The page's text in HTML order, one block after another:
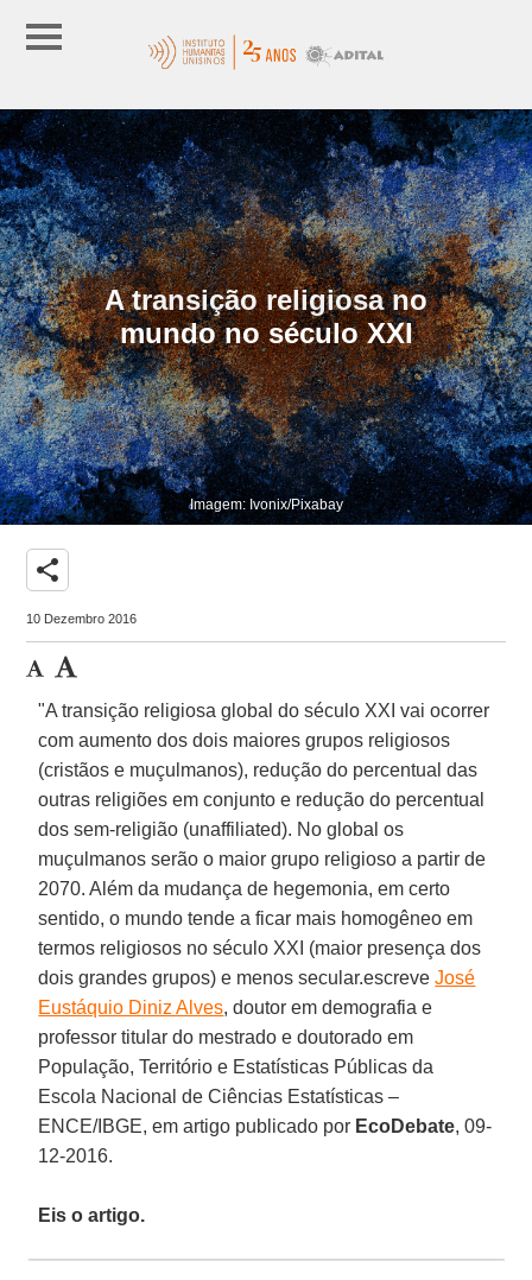
A transição religiosa no
mundo no século XXI
Imagem: Ivonix/Pixabay
share
10 Dezembro 2016
"A transição religiosa global do século XXI vai ocorrer
com aumento dos dois maiores grupos religiosos
(cristãos e muçulmanos), redução do percentual das
outras religiões em conjunto e redução do percentual
dos sem-religião (unaffiliated). No global os
muçulmanos serão o maior grupo religioso a partir de
2070. Além da mudança de hegemonia, em certo
sentido, o mundo tende a ficar mais homogêneo em
termos religiosos no século XXI (maior presença dos
dois grandes grupos) e menos secular.escreveJosé
Eustáquio Diniz Alves, doutor em demografia e
professor titular do mestrado e doutorado em
População, Território e Estatísticas Públicas da
Escola Nacional de Ciências Estatísticas –
ENCE/IBGE, em artigo publicado por EcoDebate, 09-
12-2016.
Eis o artigo.